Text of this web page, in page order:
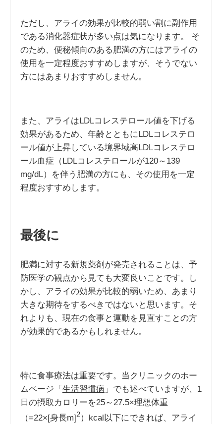
ただし、アライの効果が比較的弱い割に副作用
である消化器症状が多い点は気になります。 そ
のため、便秘傾向のある肥満の方にはアライの
使用を一定程度おすすめしますが、そうでない
方にはあまりおすすめしません。
また、アライはLDLコレステロール値を下げる
効果があるため、年齢とともにLDLコレステロ
ール値が上昇している境界域高LDLコレステロ
ール血症（LDLコレステロールが120～139
mg/dL）を伴う肥満の方にも、その使用を一定
程度おすすめします。
最後に
肥満に対する新規薬剤が発売されることは、予
防医学の観点から見ても大変良いことです。し
かし、アライの効果が比較的弱いため、あまり
大きな期待をするべきではないと思います。そ
れよりも、現在の食事と運動を見直すことの方
が効果的であるかもしれません。
特に食事療法は重要です。当クリニックのホー
ムページ「生活習慣病 」でも述べていますが、1
日の摂取カロリーを25～27.5×理想体重
（=22×[身長m]2）kcal以下にできれば、アライ